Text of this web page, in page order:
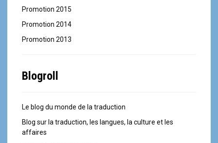
Promotion 2015
Promotion 2014
Promotion 2013
Blogroll
Le blog du monde de la traduction
Blog sur la traduction, les langues, la culture et les
affaires